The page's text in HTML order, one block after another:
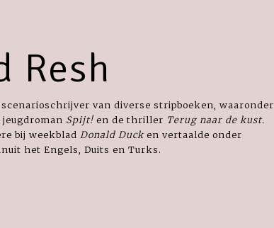
Resh
scenarioschrijver van diverse stripboeken, waaronder
Spijt! en de thriller Terug naar de kust.
bij weekblad Donald Duck en vertaalde onder
het Engels, Duits en Turks.